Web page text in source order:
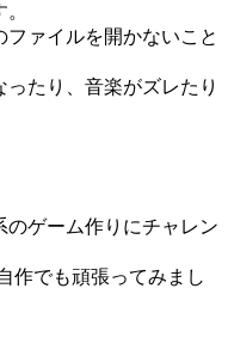
ァイルを開かないこと
たり、音楽がズレたり
ゲーム作りにチャレン
作でも頑張ってみまし